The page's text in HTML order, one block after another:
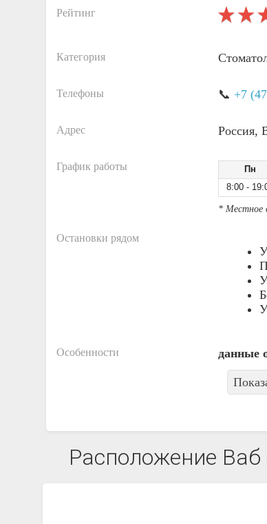
Рейтинг
Категория
Телефоны 📞 +7
Адрес Россия,
График работы Пн
8:00 -
* Местное
Остановки рядом
Особенности данные
Расположение